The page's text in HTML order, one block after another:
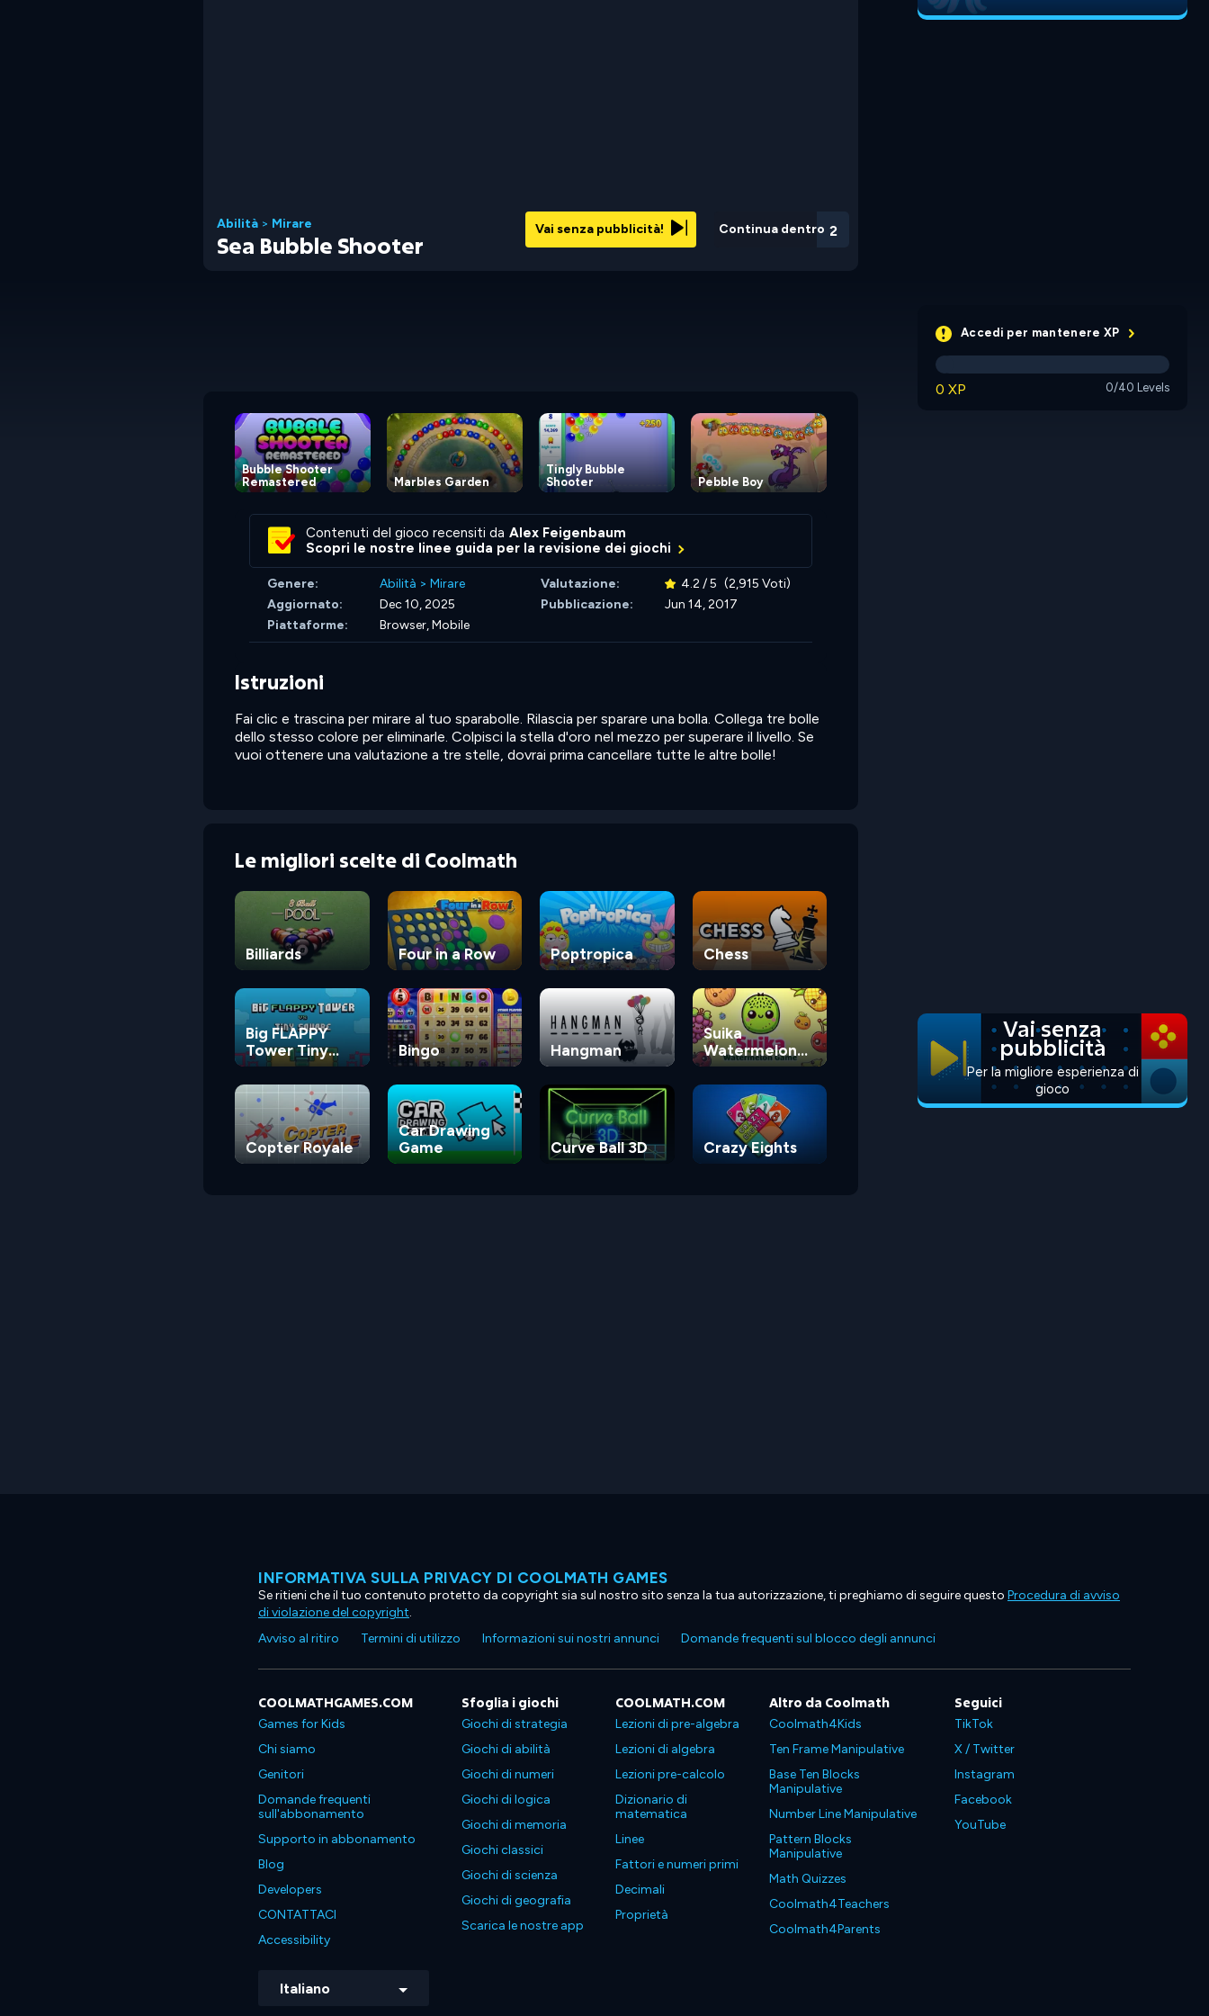
Continua dentro 2
Vai senza pubblicità!
Abilità > Mirare
Sea Bubble Shooter
Bubble Shooter
Remastered
Marbles Garden
Tingly Bubble
Shooter
Pebble Boy
Contenuti del gioco recensiti da Alex Feigenbaum
Scopri le nostre linee guida per la revisione dei giochi
Genere: Abilità > Mirare Valutazione: 4.2 / 5 (2,915 Voti)
Aggiornato:
Dec 10, 2025 Pubblicazione:
Jun 14, 2017
Piattaforme:
Browser, Mobile
Istruzioni
Fai clic e trascina per mirare al tuo sparabolle. Rilascia per sparare una bolla. Collega tre bolle
dello stesso colore per eliminarle. Colpisci la stella d'oro nel mezzo per superare il livello. Se
vuoi ottenere una valutazione a tre stelle, dovrai prima cancellare tutte le altre bolle!
Le migliori scelte di Coolmath
Billiards Four in a Row Poptropica Chess
Big FLAPPY
Tower Tiny
Square
Bingo Hangman
Suika
Watermelon
Game
Copter Royale
Car Drawing
Game
Curve Ball 3D Crazy Eights
Accedi per mantenere XP
0 XP 0/40 Levels
Vai senza
pubblicità
Per la migliore esperienza di
gioco
INFORMATIVA SULLA PRIVACY DI COOLMATH GAMES
Se ritieni che il tuo contenuto protetto da copyright sia sul nostro sito senza la tua autorizzazione, ti preghiamo di seguire questo Procedura di avviso
di violazione del copyright.
Avviso al ritiro
Termini di utilizzo Informazioni sui nostri annunci Domande frequenti sul blocco degli annunci
COOLMATHGAMES.COM
Games for Kids
Chi siamo
Genitori
Domande frequenti
sull'abbonamento
Supporto in abbonamento
Blog
Developers
CONTATTACI
Accessibility
Sfoglia i giochi
Giochi di strategia
Giochi di abilità
Giochi di numeri
Giochi di logica
Giochi di memoria
Giochi classici
Giochi di scienza
Giochi di geografia
Scarica le nostre app
COOLMATH.COM
Lezioni di pre-algebra
Lezioni di algebra
Lezioni pre-calcolo
Dizionario di
matematica
Linee
Fattori e numeri primi
Decimali
Proprietà
Altro da Coolmath
Coolmath4Kids
Ten Frame Manipulative
Base Ten Blocks
Manipulative
Number Line Manipulative
Pattern Blocks
Manipulative
Math Quizzes
Coolmath4Teachers
Coolmath4Parents
Seguici
TikTok
X / Twitter
Instagram
Facebook
YouTube
Italiano